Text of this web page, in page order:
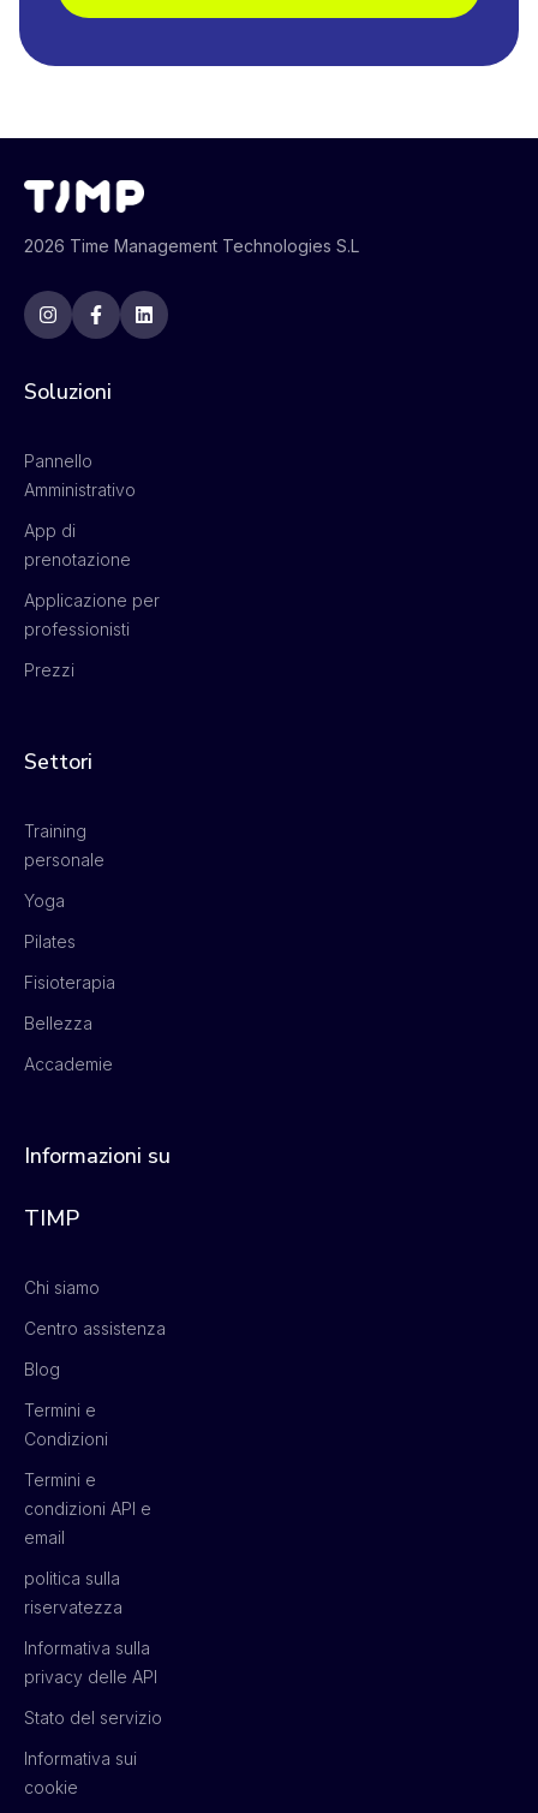
2026 Time Management Technologies S.L
Soluzioni
Pannello
Amministrativo
App di
prenotazione
Applicazione per
professionisti
Prezzi
Settori
Training
personale
Yoga
Pilates
Fisioterapia
Bellezza
Accademie
Informazioni su
TIMP
Chi siamo
Centro assistenza
Blog
Termini e
Condizioni
Termini e
condizioni API e
email
politica sulla
riservatezza
Informativa sulla
privacy delle API
Stato del servizio
Informativa sui
cookie